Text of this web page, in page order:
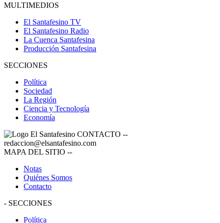
MULTIMEDIOS
El Santafesino TV
El Santafesino Radio
La Cuenca Santafesina
Producción Santafesina
SECCIONES
Política
Sociedad
La Región
Ciencia y Tecnología
Economía
CONTACTO --
redaccion@elsantafesino.com
MAPA DEL SITIO --
Notas
Quiénes Somos
Contacto
- SECCIONES
Política